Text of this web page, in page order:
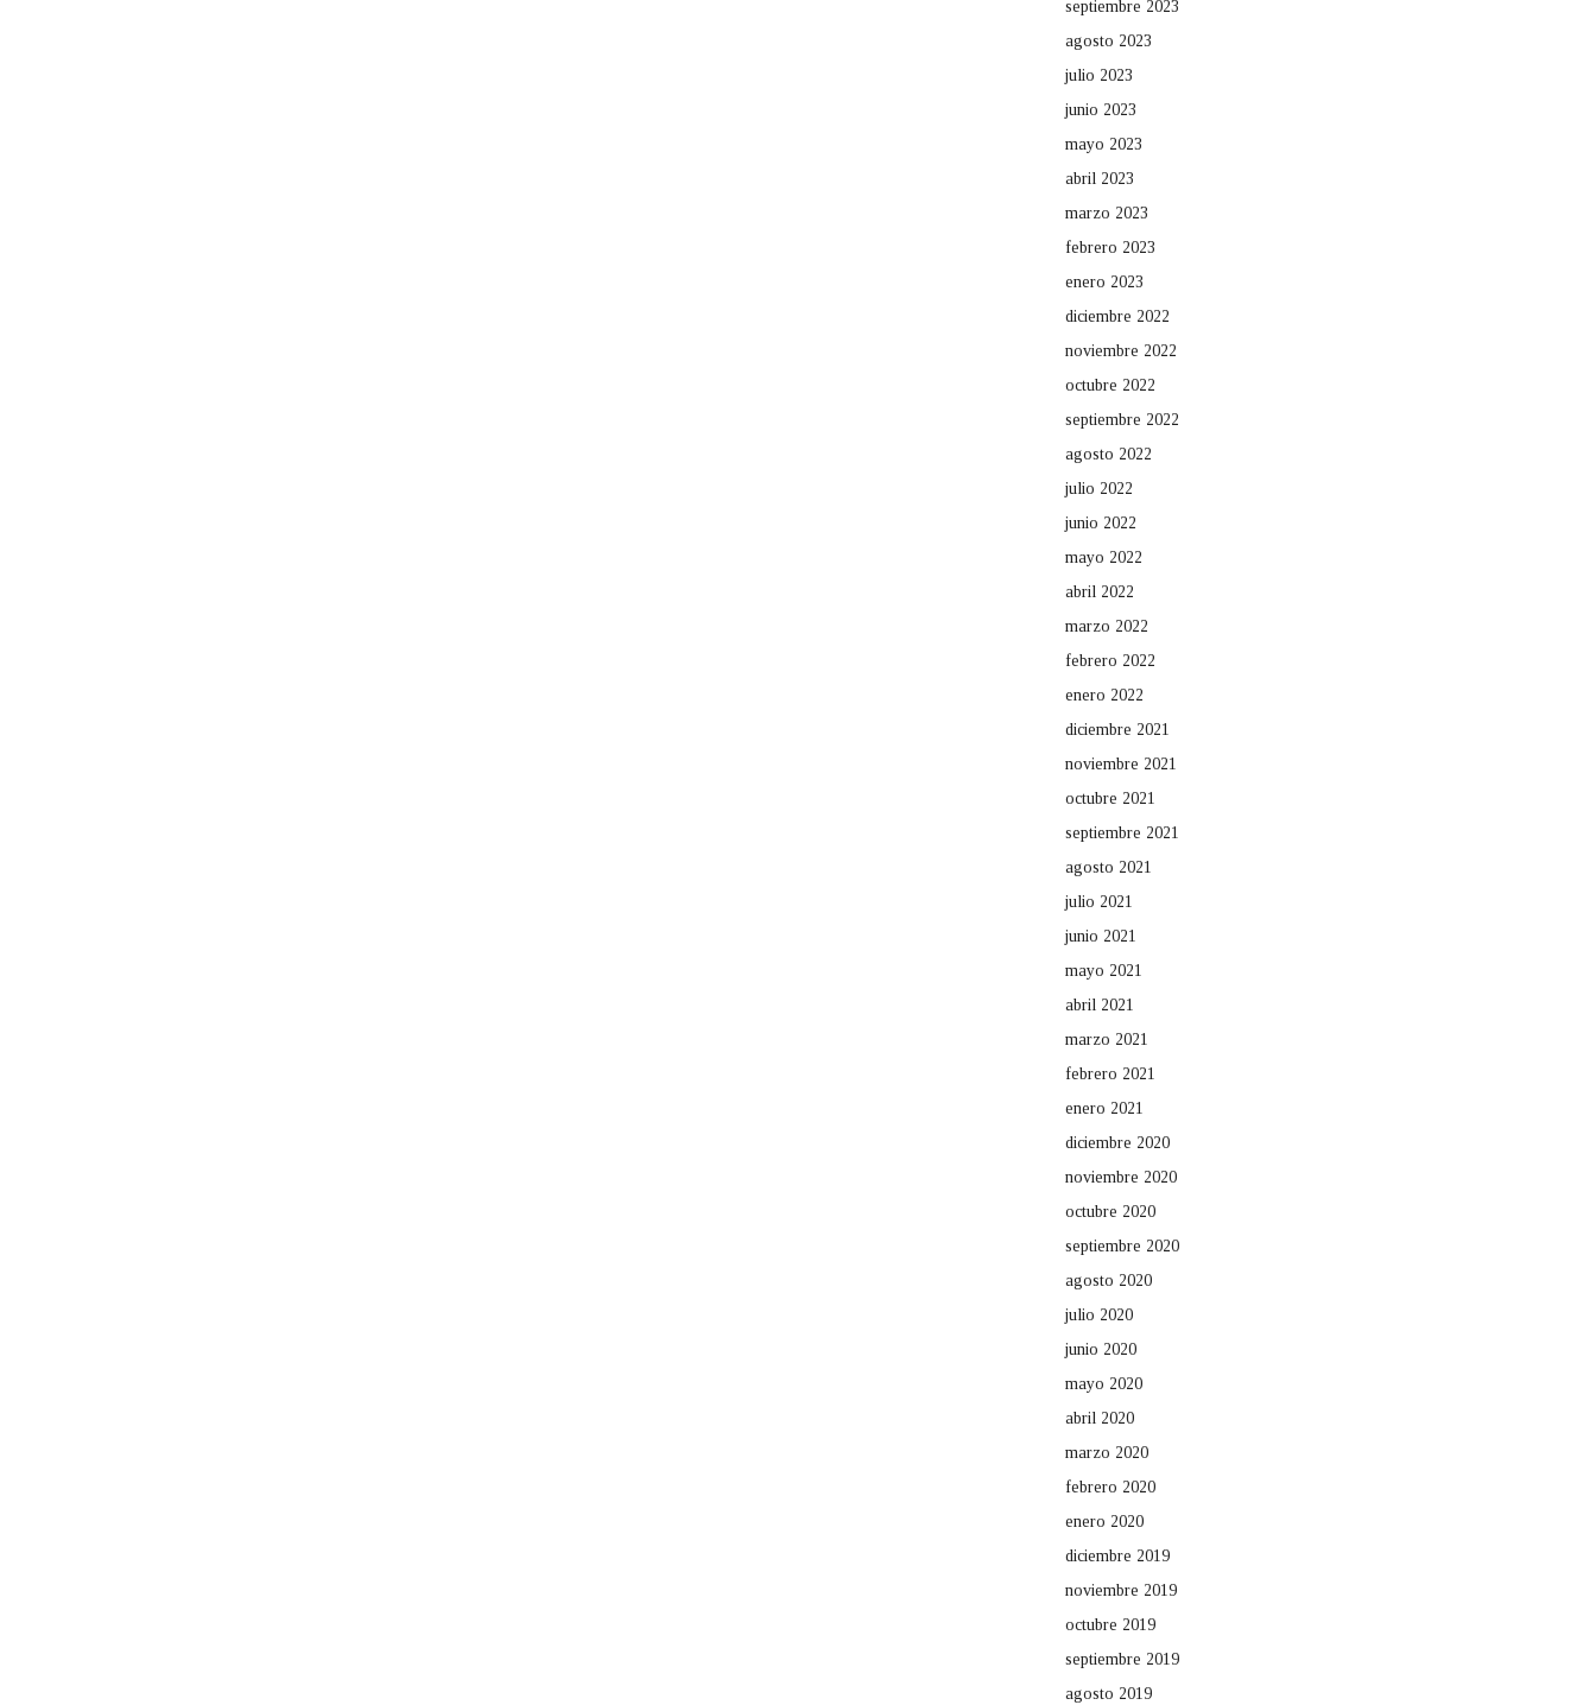
septiembre 2023
agosto 2023
julio 2023
junio 2023
mayo 2023
abril 2023
marzo 2023
febrero 2023
enero 2023
diciembre 2022
noviembre 2022
octubre 2022
septiembre 2022
agosto 2022
julio 2022
junio 2022
mayo 2022
abril 2022
marzo 2022
febrero 2022
enero 2022
diciembre 2021
noviembre 2021
octubre 2021
septiembre 2021
agosto 2021
julio 2021
junio 2021
mayo 2021
abril 2021
marzo 2021
febrero 2021
enero 2021
diciembre 2020
noviembre 2020
octubre 2020
septiembre 2020
agosto 2020
julio 2020
junio 2020
mayo 2020
abril 2020
marzo 2020
febrero 2020
enero 2020
diciembre 2019
noviembre 2019
octubre 2019
septiembre 2019
agosto 2019